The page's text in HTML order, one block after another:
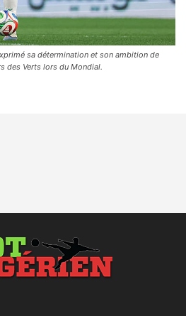
sa détermination et son ambition de
des Verts lors du Mondial.